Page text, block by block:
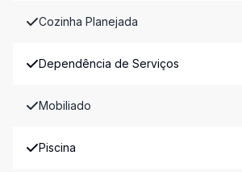
Cozinha Planejada
Dependência de Serviços
Mobiliado
Piscina